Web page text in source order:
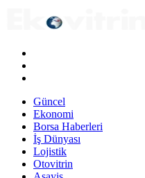
Güncel
Ekonomi
Borsa Haberleri
İş Dünyası
Lojistik
Otovitrin